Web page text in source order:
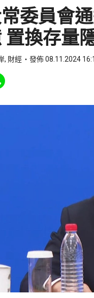
委員會
置換存量
, 財經 發佈 08.11.2024
to WhatsApp